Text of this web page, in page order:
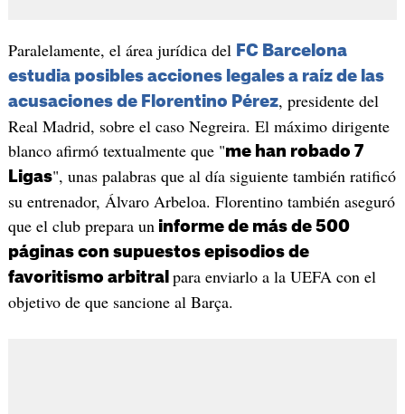
Paralelamente, el área jurídica del FC Barcelona
estudia posibles acciones legales a raíz de las
acusaciones de Florentino Pérez, presidente del
Real Madrid, sobre el caso Negreira. El máximo dirigente
blanco afirmó textualmente que "me han robado 7
Ligas", unas palabras que al día siguiente también ratificó
su entrenador, Álvaro Arbeloa. Florentino también aseguró
que el club prepara un informe de más de 500
páginas con supuestos episodios de
favoritismo arbitral para enviarlo a la UEFA con el
objetivo de que sancione al Barça.